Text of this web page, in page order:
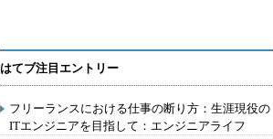
はてブ注目エントリー
フリーランスにおける仕事の断り方：生涯現役の
ITエンジニアを目指して：エンジニアライフ